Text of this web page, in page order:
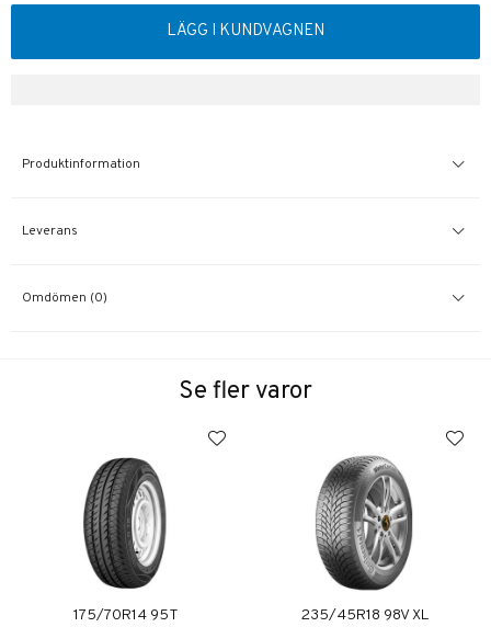
LÄGG I KUNDVAGNEN
Produktinformation
Leverans
Omdömen (0)
Se fler varor
175/70R14 95T
235/45R18 98V XL